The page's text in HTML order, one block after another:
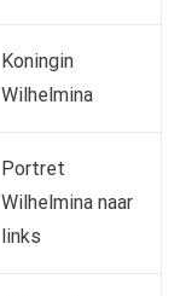
Koningin
Wilhelmina
Portret
Wilhelmina naar
links